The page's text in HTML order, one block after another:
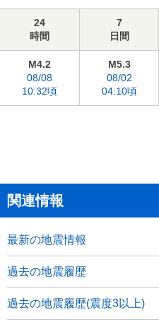
24
時間
7
日間
M4.2
08/08
10:32頃
M5.3
08/02
04:10頃
関連情報
最新の地震情報
過去の地震履歴
過去の地震履歴(震度3以上)